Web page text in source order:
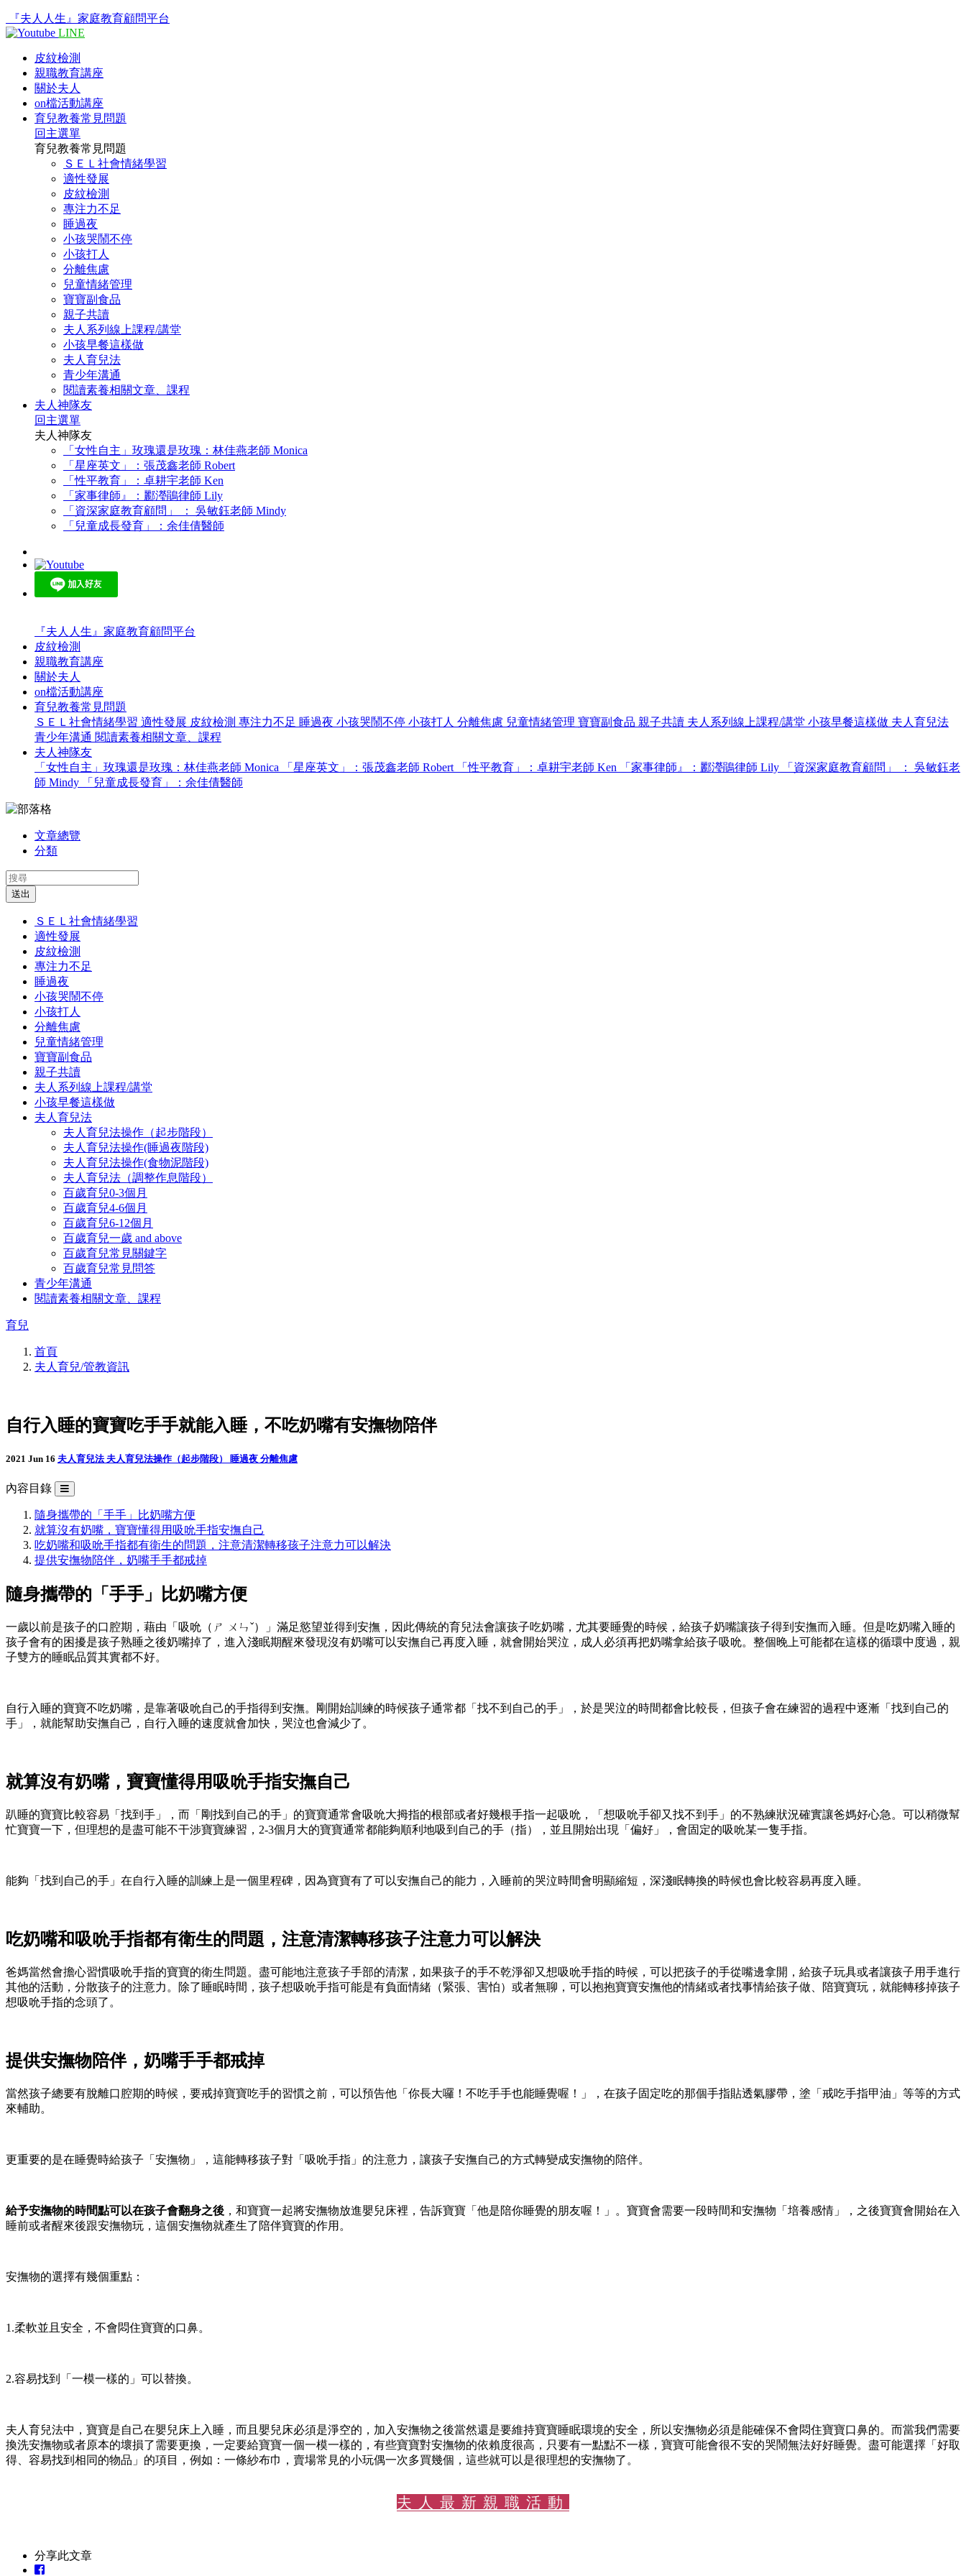
『夫人人生』家庭教育顧問平台
LINE
皮紋檢測
親職教育講座
關於夫人
on檔活動講座
育兒教養常見問題
回主選單
育兒教養常見問題
ＳＥＬ社會情緒學習
適性發展
皮紋檢測
專注力不足
睡過夜
小孩哭鬧不停
小孩打人
分離焦慮
兒童情緒管理
寶寶副食品
親子共讀
夫人系列線上課程/講堂
小孩早餐這樣做
夫人育兒法
青少年溝通
閱讀素養相關文章、課程
夫人神隊友
回主選單
夫人神隊友
「女性自主」玫瑰還是玫瑰：林佳燕老師 Monica
「星座英文」：張茂鑫老師 Robert
「性平教育」：卓耕宇老師 Ken
「家事律師』：酈瀅鵑律師 Lily
「資深家庭教育顧問」 ： 吳敏鈺老師 Mindy
「兒童成長發育」：余佳倩醫師
『夫人人生』家庭教育顧問平台
皮紋檢測
親職教育講座
關於夫人
on檔活動講座
育兒教養常見問題
ＳＥＬ社會情緒學習 適性發展 皮紋檢測 專注力不足 睡過夜 小孩哭鬧不停 小孩打人 分離焦慮 兒童情緒管理 寶寶副食品 親子共讀 夫人系列線上課程/講堂 小孩早餐這樣做 夫人育兒法
青少年溝通 閱讀素養相關文章、課程
夫人神隊友
「女性自主」玫瑰還是玫瑰：林佳燕老師 Monica
「星座英文」：張茂鑫老師 Robert 「性平教育」：卓耕宇老師 Ken 「家事律師』：酈瀅鵑律師 Lily
「資深家庭教育顧問」 ： 吳敏鈺老
師 Mindy
「兒童成長發育」：余佳倩醫師
文章總覽
分類
送出
ＳＥＬ社會情緒學習
適性發展
皮紋檢測
專注力不足
睡過夜
小孩哭鬧不停
小孩打人
分離焦慮
兒童情緒管理
寶寶副食品
親子共讀
夫人系列線上課程/講堂
小孩早餐這樣做
夫人育兒法
夫人育兒法操作（起步階段）
夫人育兒法操作(睡過夜階段)
夫人育兒法操作(食物泥階段)
夫人育兒法（調整作息階段）
百歲育兒0-3個月
百歲育兒4-6個月
百歲育兒6-12個月
百歲育兒一歲 and above
百歲育兒常見關鍵字
百歲育兒常見問答
青少年溝通
閱讀素養相關文章、課程
育兒
首頁
夫人育兒/管教資訊
自行入睡的寶寶吃手手就能入睡，不吃奶嘴有安撫物陪伴
2021 Jun 16 夫人育兒法夫人育兒法操作（起步階段） 睡過夜 分離焦慮
內容目錄
隨身攜帶的「手手」比奶嘴方便
就算沒有奶嘴，寶寶懂得用吸吮手指安撫自己
吃奶嘴和吸吮手指都有衛生的問題，注意清潔轉移孩子注意力可以解決
提供安撫物陪伴，奶嘴手手都戒掉
隨身攜帶的「手手」比奶嘴方便
一歲以前是孩子的口腔期，藉由「吸吮（ㄕ ㄨㄣˇ）」滿足慾望並得到安撫，因此傳統的育兒法會讓孩子吃奶嘴，尤其要睡覺的時候，給孩子奶嘴讓孩子得到安撫而入睡。但是吃奶嘴入睡的
孩子會有的困擾是孩子熟睡之後奶嘴掉了，進入淺眠期醒來發現沒有奶嘴可以安撫自己再度入睡，就會開始哭泣，成人必須再把奶嘴拿給孩子吸吮。整個晚上可能都在這樣的循環中度過，親
子雙方的睡眠品質其實都不好。
自行入睡的寶寶不吃奶嘴，是靠著吸吮自己的手指得到安撫。剛開始訓練的時候孩子通常都「找不到自己的手」，於是哭泣的時間都會比較長，但孩子會在練習的過程中逐漸「找到自己的
手」，就能幫助安撫自己，自行入睡的速度就會加快，哭泣也會減少了。
就算沒有奶嘴，寶寶懂得用吸吮手指安撫自己
趴睡的寶寶比較容易「找到手」，而「剛找到自己的手」的寶寶通常會吸吮大拇指的根部或者好幾根手指一起吸吮，「想吸吮手卻又找不到手」的不熟練狀況確實讓爸媽好心急。可以稍微幫
忙寶寶一下，但理想的是盡可能不干涉寶寶練習，2-3個月大的寶寶通常都能夠順利地吸到自己的手（指），並且開始出現「偏好」，會固定的吸吮某一隻手指。
能夠「找到自己的手」在自行入睡的訓練上是一個里程碑，因為寶寶有了可以安撫自己的能力，入睡前的哭泣時間會明顯縮短，深淺眠轉換的時候也會比較容易再度入睡。
吃奶嘴和吸吮手指都有衛生的問題，注意清潔轉移孩子注意力可以解決
爸媽當然會擔心習慣吸吮手指的寶寶的衛生問題。盡可能地注意孩子手部的清潔，如果孩子的手不乾淨卻又想吸吮手指的時候，可以把孩子的手從嘴邊拿開，給孩子玩具或者讓孩子用手進行
其他的活動，分散孩子的注意力。除了睡眠時間，孩子想吸吮手指可能是有負面情緒（緊張、害怕）或者無聊，可以抱抱寶寶安撫他的情緒或者找事情給孩子做、陪寶寶玩，就能轉移掉孩子
想吸吮手指的念頭了。
提供安撫物陪伴，奶嘴手手都戒掉
當然孩子總要有脫離口腔期的時候，要戒掉寶寶吃手的習慣之前，可以預告他「你長大囉！不吃手手也能睡覺喔！」，在孩子固定吃的那個手指貼透氣膠帶，塗「戒吃手指甲油」等等的方式
來輔助。
更重要的是在睡覺時給孩子「安撫物」，這能轉移孩子對「吸吮手指」的注意力，讓孩子安撫自己的方式轉變成安撫物的陪伴。
給予安撫物的時間點可以在孩子會翻身之後 ，和寶寶一起將安撫物放進嬰兒床裡，告訴寶寶「他是陪你睡覺的朋友喔！」。寶寶會需要一段時間和安撫物「培養感情」，之後寶寶會開始在入
睡前或者醒來後跟安撫物玩，這個安撫物就產生了陪伴寶寶的作用。
安撫物的選擇有幾個重點：
1.柔軟並且安全，不會悶住寶寶的口鼻。
2.容易找到「一模一樣的」可以替換。
夫人育兒法中，寶寶是自己在嬰兒床上入睡，而且嬰兒床必須是淨空的，加入安撫物之後當然還是要維持寶寶睡眠環境的安全，所以安撫物必須是能確保不會悶住寶寶口鼻的。而當我們需要
換洗安撫物或者原本的壞損了需要更換，一定要給寶寶一個一模一樣的，有些寶寶對安撫物的依賴度很高，只要有一點點不一樣，寶寶可能會很不安的哭鬧無法好好睡覺。盡可能選擇「好取
得、容易找到相同的物品」的項目，例如：一條紗布巾，賣場常見的小玩偶一次多買幾個，這些就可以是很理想的安撫物了。
夫人最新親職活動
分享此文章